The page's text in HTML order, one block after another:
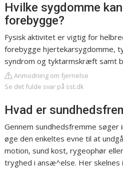
Hvilke sygdomme
forebygge?
Fysisk aktivitet er vigtig for
forebygge hjertekarsygdomme,
syndrom og tyktarmskræft samt
Anmodning om fjernelse
Se det fulde svar på sst.dk
Hvad er
Gennem sundhedsfremme
øge den enkeltes evne til at
motion, sund kost, rygeophør
tryghed i ansæ^else. Her skelnes